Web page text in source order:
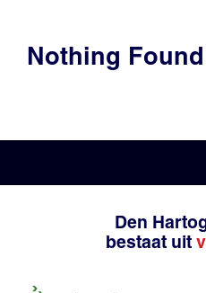
Nothing Found
Den
bestaat uit